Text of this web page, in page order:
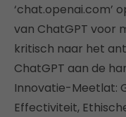
‘chat.openai.com’
van ChatGPT voor
kritisch naar het
ChatGPT aan de
Innovatie-Meetlat:
Effectiviteit,